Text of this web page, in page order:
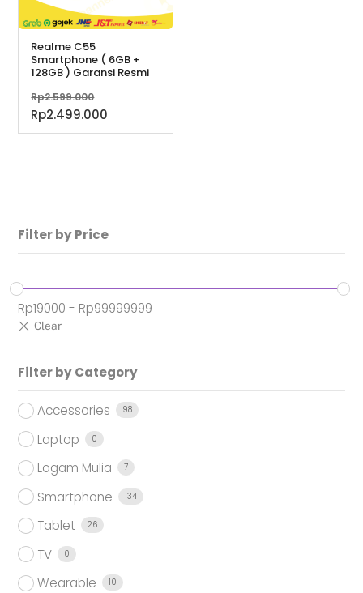
Realme C55
Smartphone ( 6GB +
128GB ) Garansi Resmi
Rp2.599.000
aslinya
adalah:
Rp2.499.000
saat
Filter by Price
Rp19000 - Rp99999999
Filter by Category
Accessories 98
Laptop 0
Logam Mulia 7
Smartphone 134
Tablet 26
TV 0
Wearable 10